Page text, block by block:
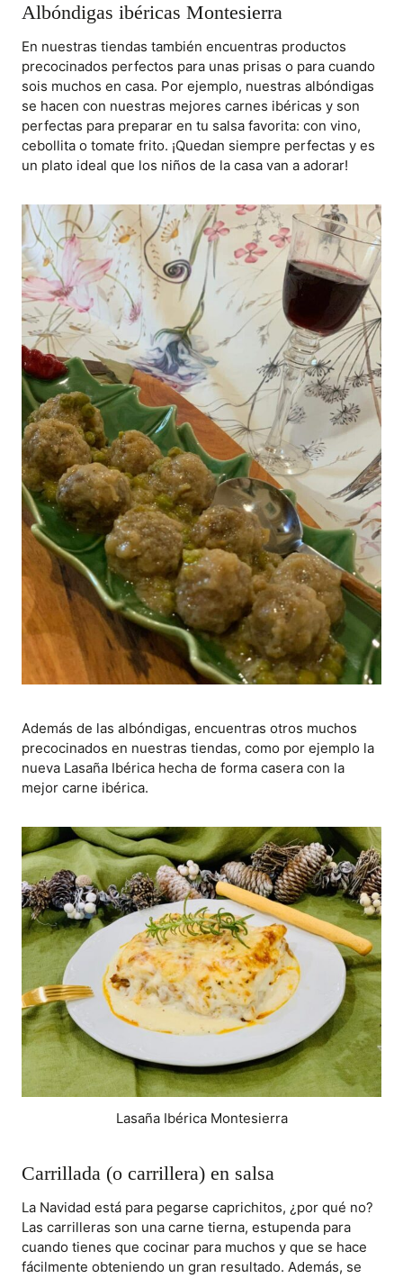
Albóndigas ibéricas Montesierra
En nuestras tiendas también encuentras productos
precocinados perfectos para unas prisas o para cuando
sois muchos en casa. Por ejemplo, nuestras albóndigas
se hacen con nuestras mejores carnes ibéricas y son
perfectas para preparar en tu salsa favorita: con vino,
cebollita o tomate frito. ¡Quedan siempre perfectas y es
un plato ideal que los niños de la casa van a adorar!
Además de las albóndigas, encuentras otros muchos
precocinados en nuestras tiendas, como por ejemplo la
nueva Lasaña Ibérica hecha de forma casera con la
mejor carne ibérica.
Lasaña Ibérica Montesierra
Carrillada (o carrillera) en salsa
La Navidad está para pegarse caprichitos, ¿por qué no?
Las carrilleras son una carne tierna, estupenda para
cuando tienes que cocinar para muchos y que se hace
fácilmente obteniendo un gran resultado. Además, se